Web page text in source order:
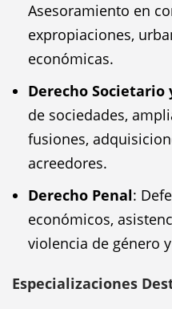
Asesoramiento en
expropiaciones,
económicas.
Derecho Societario
de sociedades,
fusiones,
acreedores.
Derecho Penal:
económicos,
violencia de género
Especializaciones